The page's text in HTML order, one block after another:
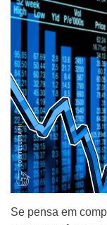
Se pensa em